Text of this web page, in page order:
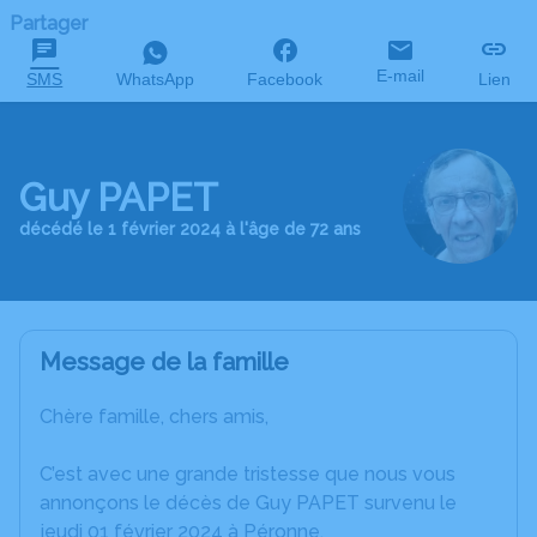
Partager
SMS WhatsApp Facebook E-mail Lien
Guy PAPET
décédé le 1 février 2024 à l'âge de 72 ans
Message de la famille
Chère famille, chers amis,
C’est avec une grande tristesse que nous vous
annonçons le décès de Guy PAPET survenu le
jeudi 01 février 2024 à Péronne.